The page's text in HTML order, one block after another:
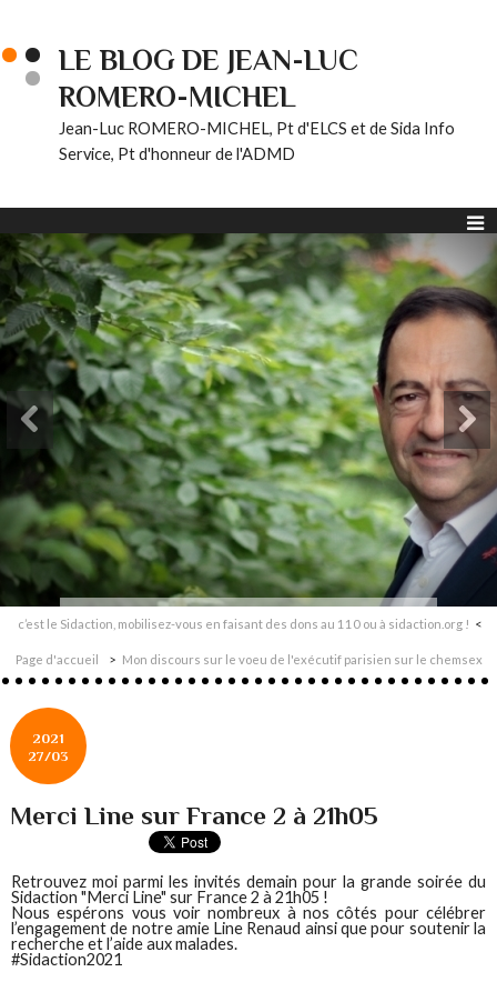
LE BLOG DE JEAN-LUC
ROMERO-MICHEL
Jean-Luc ROMERO-MICHEL, Pt d'ELCS et de Sida Info
Service, Pt d'honneur de l'ADMD
c’est le Sidaction, mobilisez-vous en faisant des dons au 110 ou à sidaction.org !
Page d'accueil Mon discours sur le voeu de l'exécutif parisien sur le chemsex
2021
27/03
Merci Line sur France 2 à 21h05
Retrouvez moi parmi les invités demain pour la grande soirée du
Sidaction "Merci Line" sur France 2 à 21h05 !
Nous espérons vous voir nombreux à nos côtés pour célébrer
l’engagement de notre amie Line Renaud ainsi que pour soutenir la
recherche et l’aide aux malades.
#Sidaction2021